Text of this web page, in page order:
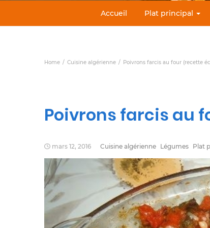
Accueil Plat principal
Home Cuisine algérienne Poivrons farcis au four (recette
Poivrons farcis au
mars 12, 2016 Cuisine algérienne Légumes Plat